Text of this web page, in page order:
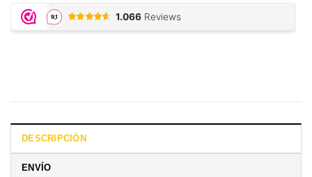
DESCRIPCIÓN
ENVÍO